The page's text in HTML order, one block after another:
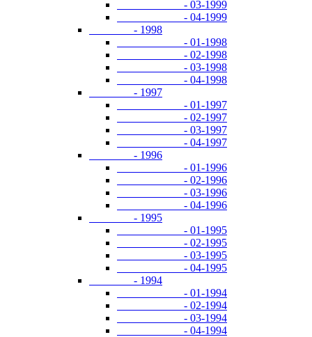
- 03-1999
- 04-1999
- 1998
- 01-1998
- 02-1998
- 03-1998
- 04-1998
- 1997
- 01-1997
- 02-1997
- 03-1997
- 04-1997
- 1996
- 01-1996
- 02-1996
- 03-1996
- 04-1996
- 1995
- 01-1995
- 02-1995
- 03-1995
- 04-1995
- 1994
- 01-1994
- 02-1994
- 03-1994
- 04-1994